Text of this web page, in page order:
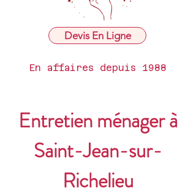
Devis En Ligne
En affaires depuis 1988
Entretien ménager à
Saint-Jean-sur-
Richelieu